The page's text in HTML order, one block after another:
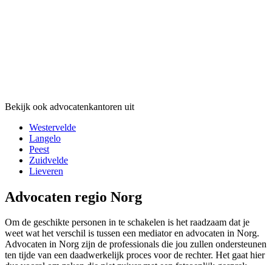
Bekijk ook advocatenkantoren uit
Westervelde
Langelo
Peest
Zuidvelde
Lieveren
Advocaten regio Norg
Om de geschikte personen in te schakelen is het raadzaam dat je
weet wat het verschil is tussen een mediator en advocaten in Norg.
Advocaten in Norg zijn de professionals die jou zullen ondersteunen
ten tijde van een daadwerkelijk proces voor de rechter. Het gaat hier